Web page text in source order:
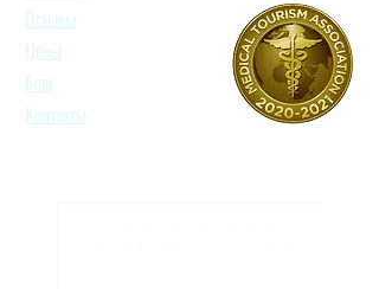
Отзывы
Цены
Блог
Контакты